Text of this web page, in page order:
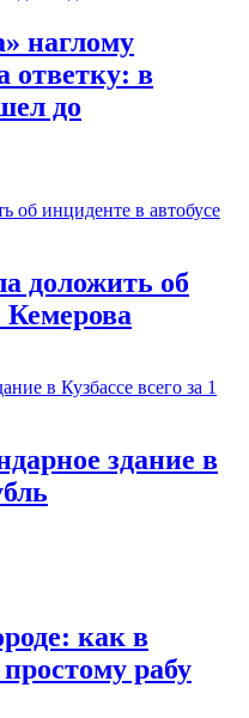
наглому
ответку: в
до
доложить об
Кемерова
здание в
как в
рабу